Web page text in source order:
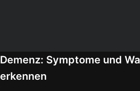
Demenz: Symptome und
erkennen